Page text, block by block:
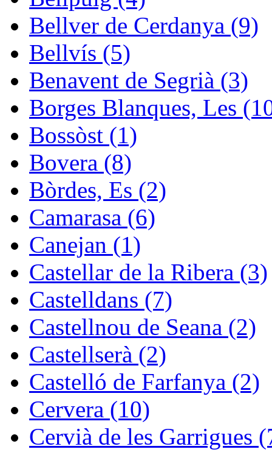
Bellver de Cerdanya (9)
Bellvís (5)
Benavent de Segrià (3)
Borges Blanques, Les
Bossòst (1)
Bovera (8)
Bòrdes, Es (2)
Camarasa (6)
Canejan (1)
Castellar de la Ribera (3)
Castelldans (7)
Castellnou de Seana (2)
Castellserà (2)
Castelló de Farfanya (2)
Cervera (10)
Cervià de les Garrigues